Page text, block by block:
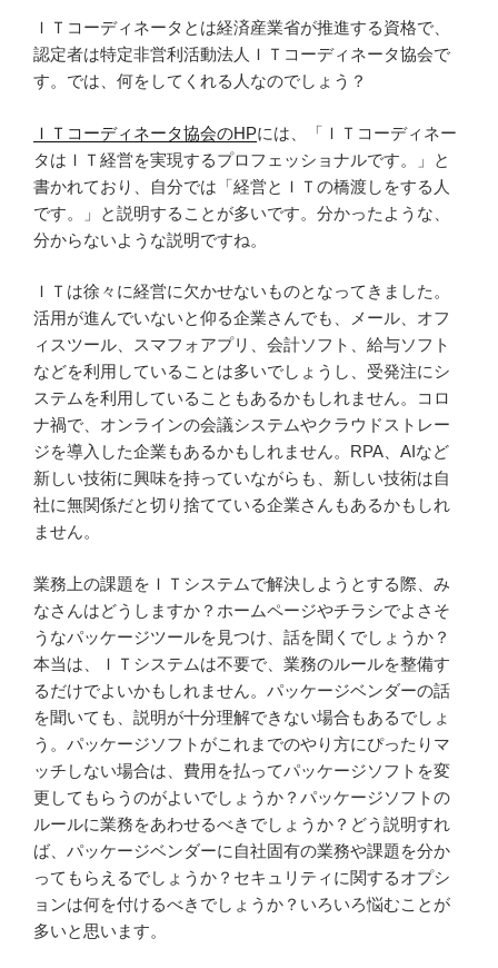
ＩＴコーディネータとは経済産業省が推進する資格で、
認定者は特定非営利活動法人ＩＴコーディネータ協会で
す。では、何をしてくれる人なのでしょう？
ＩＴコーディネータ協会のHPには、「ＩＴコーディネー
タはＩＴ経営を実現するプロフェッショナルです。」と
書かれており、自分では「経営とＩＴの橋渡しをする人
です。」と説明することが多いです。分かったような、
分からないような説明ですね。
ＩＴは徐々に経営に欠かせないものとなってきました。
活用が進んでいないと仰る企業さんでも、メール、オフ
ィスツール、スマフォアプリ、会計ソフト、給与ソフト
などを利用していることは多いでしょうし、受発注にシ
ステムを利用していることもあるかもしれません。コロ
ナ禍で、オンラインの会議システムやクラウドストレー
ジを導入した企業もあるかもしれません。RPA、AIなど
新しい技術に興味を持っていながらも、新しい技術は自
社に無関係だと切り捨てている企業さんもあるかもしれ
ません。
業務上の課題をＩＴシステムで解決しようとする際、み
なさんはどうしますか？ホームページやチラシでよさそ
うなパッケージツールを見つけ、話を聞くでしょうか？
本当は、ＩＴシステムは不要で、業務のルールを整備す
るだけでよいかもしれません。パッケージベンダーの話
を聞いても、説明が十分理解できない場合もあるでしょ
う。パッケージソフトがこれまでのやり方にぴったりマ
ッチしない場合は、費用を払ってパッケージソフトを変
更してもらうのがよいでしょうか？パッケージソフトの
ルールに業務をあわせるべきでしょうか？どう説明すれ
ば、パッケージベンダーに自社固有の業務や課題を分か
ってもらえるでしょうか？セキュリティに関するオプシ
ョンは何を付けるべきでしょうか？いろいろ悩むことが
多いと思います。